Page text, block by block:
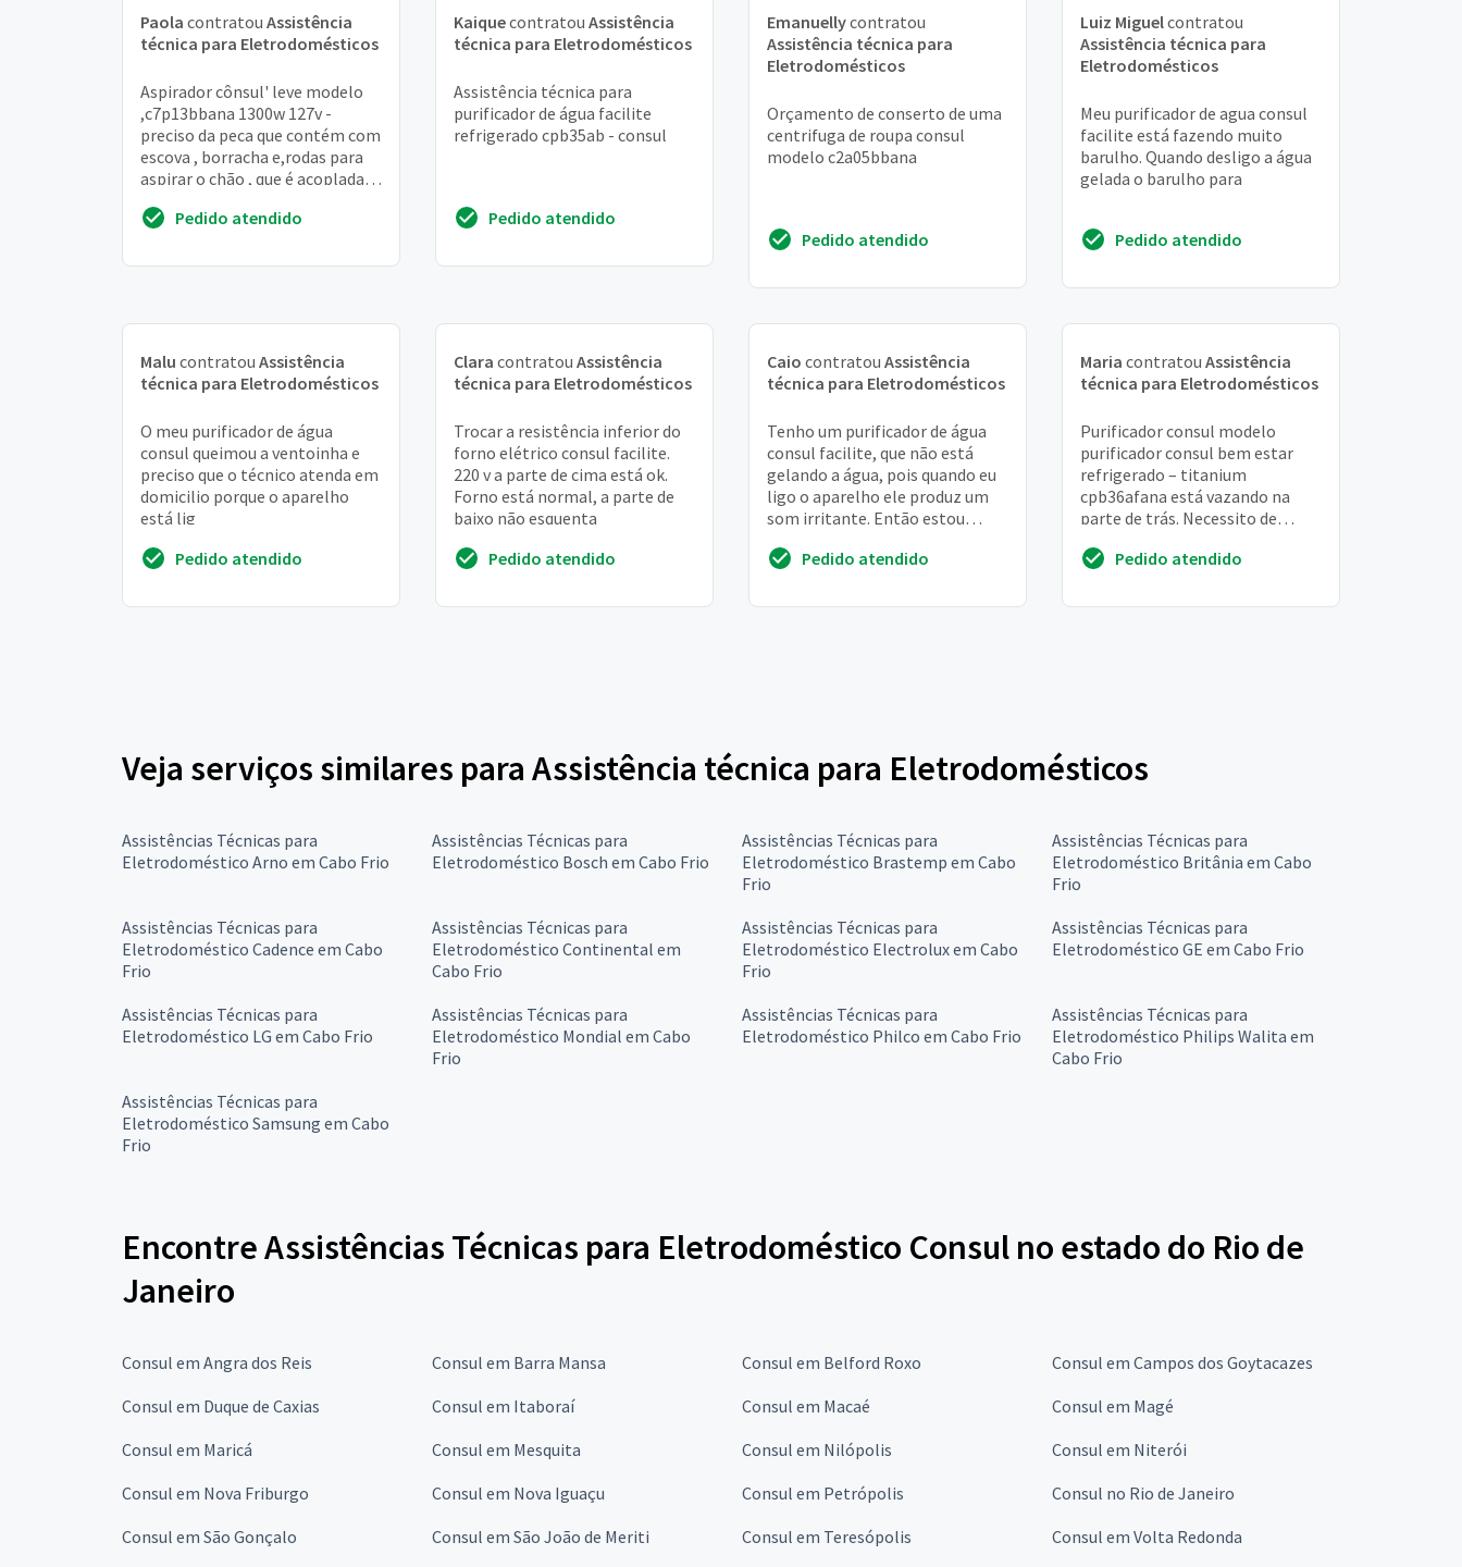
Paola contratou Assistência
técnica para Eletrodomésticos
Aspirador cônsul' leve modelo
,c7p13bbana 1300w 127v -
preciso da peca que contém com
escova , borracha e,rodas para
aspirar o chão , que é acoplada
aspiradorPedido atendido
Kaiquecontratou Assistência
técnica para Eletrodomésticos
Assistência técnica para
purificador de água facilite
refrigerado cpb35ab - consul
Pedido atendido
Emanuellycontratou
Assistência técnica para
Eletrodomésticos
Orçamento de conserto de uma
centrifuga de roupa consul
modelo c2a05bbana
Pedido atendido
Luiz Miguelcontratou
Assistência técnica para
Eletrodomésticos
Meu purificador de agua consul
facilite está fazendo muito
barulho. Quando desligo a água
gelada o barulho para
Pedido atendido
Malu contratou Assistência
técnica para Eletrodomésticos
O meu purificador de água
consul queimou a ventoinha e
preciso que o técnico atenda em
domicilio porque o aparelho
está lig
Pedido atendido
Clara contratou Assistência
técnica para Eletrodomésticos
Trocar a resistência inferior do
forno elétrico consul facilite.
220 v a parte de cima está ok.
Forno está normal, a parte de
baixo não esquenta
Pedido atendido
Caio contratou Assistência
técnica para Eletrodomésticos
Tenho um purificador de água
consul facilite, que não está
gelando a água, pois quando eu
ligo o aparelho ele produz um
som irritante. Então estou
a água ...Pedido atendido
Maria contratou Assistência
técnica para Eletrodomésticos
Purificador consul modelo
purificador consul bem estar
refrigerado – titanium
cpb36afana está vazando na
parte de trás. Necessito de
Pedido atendido
Veja serviços similares para Assistência técnica para Eletrodomésticos
Assistências Técnicas para
Eletrodoméstico Arno em Cabo Frio
Assistências Técnicas para
Eletrodoméstico Bosch em Cabo Frio
Assistências Técnicas para
Eletrodoméstico Brastemp em Cabo
Frio
Assistências Técnicas para
Eletrodoméstico Britânia em Cabo
Frio
Assistências Técnicas para
Eletrodoméstico Cadence em Cabo
Frio
Assistências Técnicas para
Eletrodoméstico Continental em
Cabo Frio
Assistências Técnicas para
Eletrodoméstico Electrolux em Cabo
Frio
Assistências Técnicas para
Eletrodoméstico GE em Cabo Frio
Assistências Técnicas para
Eletrodoméstico LG em Cabo Frio
Assistências Técnicas para
Eletrodoméstico Mondial em Cabo
Frio
Assistências Técnicas para
Eletrodoméstico Philco em Cabo Frio
Assistências Técnicas para
Eletrodoméstico Philips Walita em
Cabo Frio
Assistências Técnicas para
Eletrodoméstico Samsung em Cabo
Frio
Encontre Assistências Técnicas para Eletrodoméstico Consul no estado do Rio de
Janeiro
Consul em Angra dos Reis Consul em Barra Mansa Consul em Belford Roxo
Consul em Campos dos Goytacazes
Consul em Duque de Caxias
Consul em Itaboraí Consul em Macaé
Consul em Magé
Consul em Maricá
Consul em Mesquita Consul em Nilópolis
Consul em Niterói
Consul em Nova Friburgo
Consul em Nova Iguaçu Consul em Petrópolis
Consul no Rio de Janeiro
Consul em São Gonçalo
Consul em São João de Meriti Consul em Teresópolis Consul em Volta Redonda